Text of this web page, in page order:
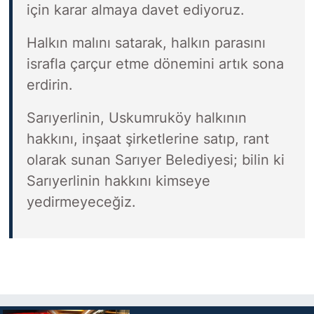
için karar almaya davet ediyoruz.
Halkın malını satarak, halkın parasını
israfla çarçur etme dönemini artık sona
erdirin.
Sarıyerlinin, Uskumruköy halkının
hakkını, inşaat şirketlerine satıp, rant
olarak sunan Sarıyer Belediyesi; bilin ki
Sarıyerlinin hakkını kimseye
yedirmeyeceğiz.